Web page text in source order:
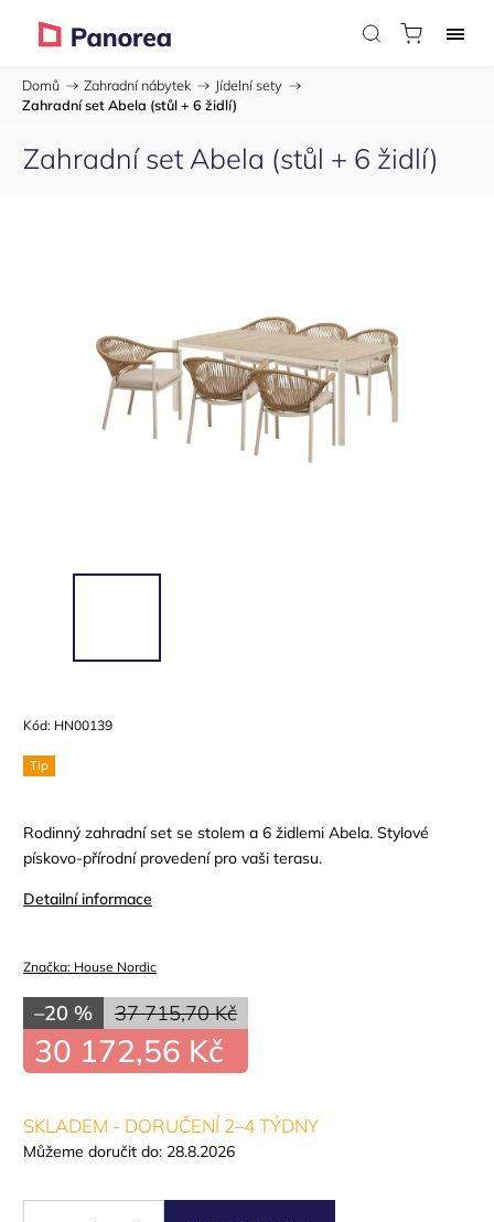
Domů / Zahradní nábytek / Jídelní sety /
Zahradní set Abela (stůl + 6 židlí)
Zahradní set Abela (stůl + 6 židlí)
Kód: HN00139
Rodinný zahradní set se stolem a 6 židlemi Abela. Stylové
pískovo-přírodní provedení pro vaši terasu.
Detailní informace
Tip
Značka: House Nordic
37 715,70 Kč
–20 %
30 172,56 Kč
SKLADEM - DORUČENÍ 2–4 TÝDNY
Můžeme doručit do: 28.8.2026